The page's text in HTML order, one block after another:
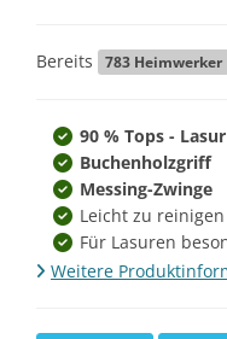
Bereits 783 Heimwerker
90 % Tops -
Buchenholzgriff
Messing-Zwinge
Leicht zu reinigen
Für Lasuren
Weitere